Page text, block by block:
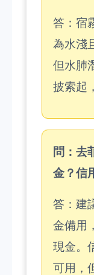
答：宿
為水淺
但水肺
披索起
問：去
金？信
答：建
金備用
現金。
可用，